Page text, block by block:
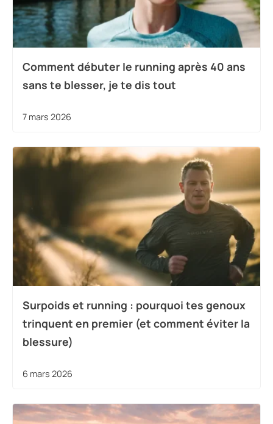
Comment débuter le running après 40 ans
sans te blesser, je te dis tout
7 mars 2026
Surpoids et running : pourquoi tes genoux
trinquent en premier (et comment éviter la
blessure)
6 mars 2026